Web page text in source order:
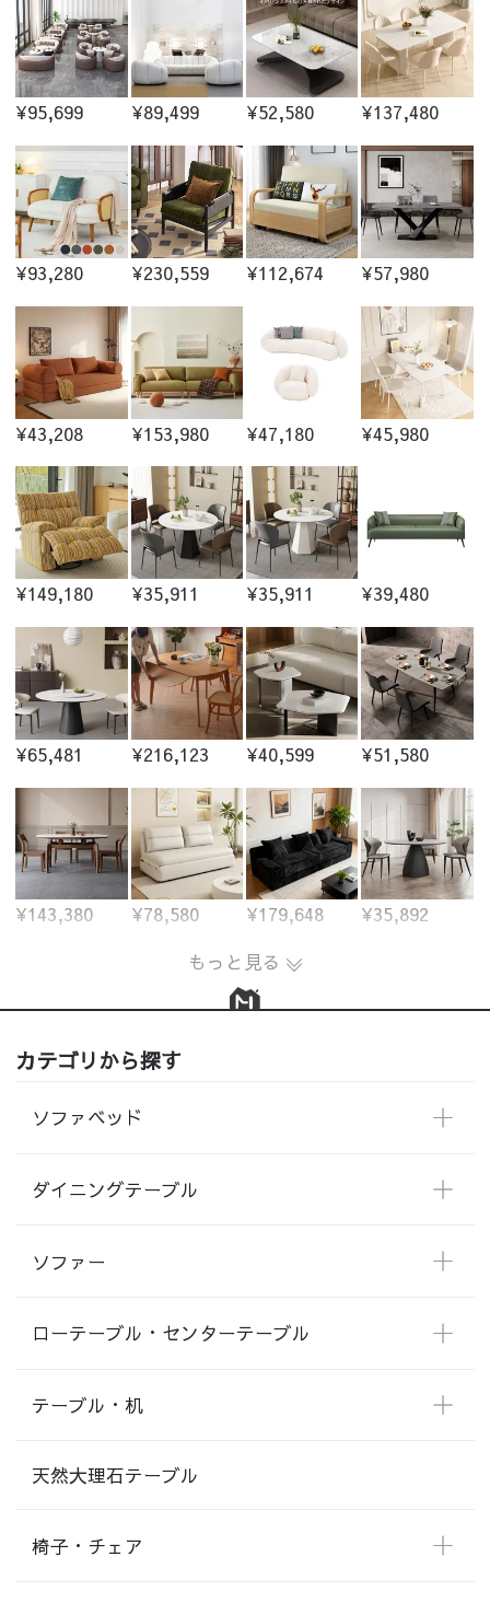
¥95,699 ¥89,499 ¥52,580 ¥137,480
¥93,280 ¥230,559 ¥112,674 ¥57,980
¥43,208 ¥153,980 ¥47,180 ¥45,980
¥149,180 ¥35,911 ¥35,911 ¥39,480
¥65,481 ¥216,123 ¥40,599 ¥51,580
¥143,380 ¥78,580 ¥179,648
¥35,892
もっと見る
カテゴリから探す
ソファベッド
ダイニングテーブル
ソファー
ローテーブル・センターテーブル
テーブル・机
天然大理石テーブル
椅子・チェア